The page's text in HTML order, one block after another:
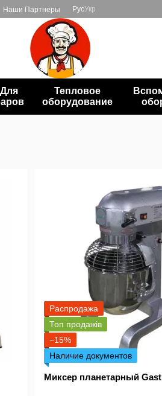
Наши Партнеры РусУкр
Для
Тепловое
оборудование
Распродажа
Топ продажів
−15%
Наличие документов
Миксер планетарный